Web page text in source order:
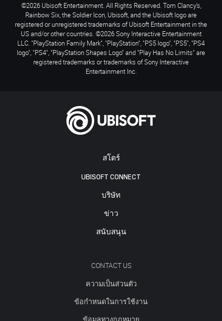
สโตร์
UBISOFT CONNECT
บริษัท
ข่าว
สนับสนุน
CONTACT US
ความเป็นส่วนตัว
ข้อกำหนดในการใช้งาน
©2026 Ubisoft Entertainment. All Rights Reserved. Tom Clancy’s,
Rainbow Six, the Soldier Icon, Ubisoft, and the Ubisoft logo are
registered or unregistered trademarks of Ubisoft Entertainment in the
US and/or other countries. ©2026 Sony Interactive Entertainment
LLC. "PlayStation Family Mark", "PlayStation", "PS5 logo", "PS5", "PS4
logo", "PS4", "PlayStation Shapes Logo" and "Play Has No Limits" are
registered trademarks or trademarks of Sony Interactive
Entertainment Inc.